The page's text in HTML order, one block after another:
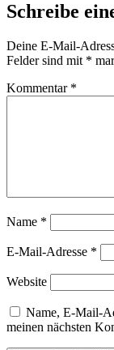
Schreibe
Deine E-Mail-
Felder sind mit *
Kommentar *
Name *
E-Mail-Adresse *
Website
Name, E-Mail-
meinen nächsten